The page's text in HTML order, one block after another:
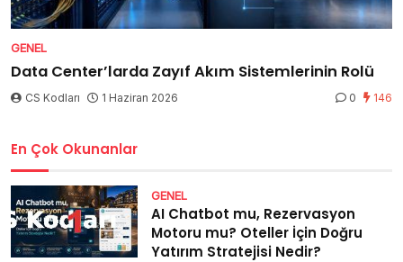
GENEL
Data Center’larda Zayıf Akım Sistemlerinin Rolü
CS Kodları 1 Haziran 2026 0 146
En Çok Okunanlar
GENEL
AI Chatbot mu, Rezervasyon
Motoru mu? Oteller İçin Doğru
Yatırım Stratejisi Nedir?